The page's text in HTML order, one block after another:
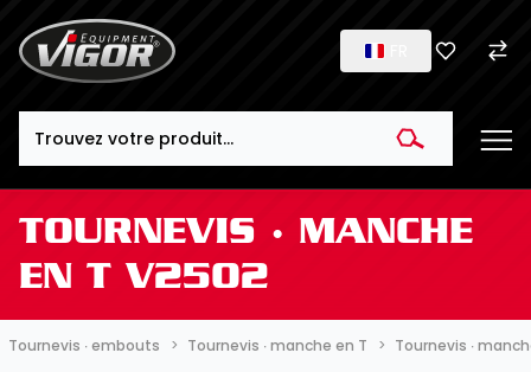
TOURNEVIS ∙ MANCHE
EN T V2502
Tournevis ∙ embouts Tournevis ∙ manche en T Tournevis ∙